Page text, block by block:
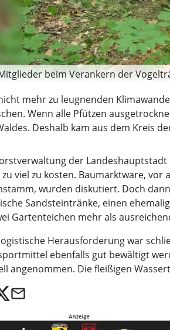
beim Verankern der
mehr zu leugnenden
Wenn alle Pfützen
Deshalb kam aus dem Kreis
der
viel zu kosten. Baumarktware,
wurden diskutiert. Doch
Sandsteintränke, einen
Gartenteichen mehr als
Herausforderung war
ebenfalls gut bewältigt
angenommen. Die fleißigen
email